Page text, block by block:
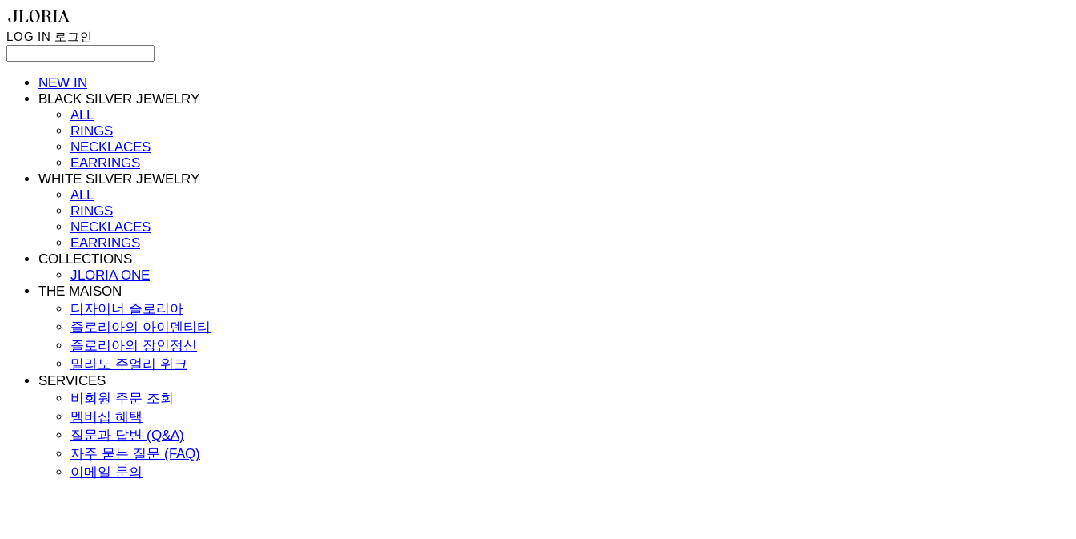
LOG IN 로그인
NEW IN
BLACK SILVER JEWELRY
ALL
RINGS
NECKLACES
EARRINGS
WHITE SILVER JEWELRY
ALL
RINGS
NECKLACES
EARRINGS
COLLECTIONS
JLORIA ONE
THE MAISON
디자이너 즐로리아
즐로리아의 아이덴티티
즐로리아의 장인정신
밀라노 주얼리 위크
SERVICES
비회원 주문 조회
멤버십 혜택
질문과 답변 (Q&A)
자주 묻는 질문 (FAQ)
이메일 문의